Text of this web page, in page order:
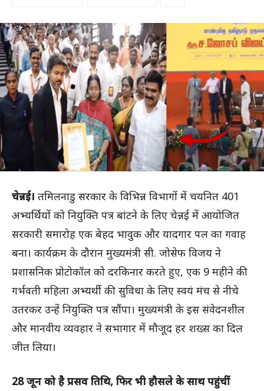
चेन्नई। तमिलनाडु सरकार के विभिन्न विभागों में चयनित 401
अभ्यर्थियों को नियुक्ति पत्र बांटने के लिए चेन्नई में आयोजित
सरकारी समारोह एक बेहद भावुक और यादगार पल का गवाह
बना। कार्यक्रम के दौरान मुख्यमंत्री सी. जोसेफ विजय ने
प्रशासनिक प्रोटोकॉल को दरकिनार करते हुए, एक 9 महीने की
गर्भवती महिला अभ्यर्थी की सुविधा के लिए स्वयं मंच से नीचे
उतरकर उन्हें नियुक्ति पत्र सौंपा। मुख्यमंत्री के इस संवेदनशील
और मानवीय व्यवहार ने सभागार में मौजूद हर शख्स का दिल
जीत लिया।
28 जून को है प्रसव तिथि, फिर भी हौसले के साथ पहुंचीं